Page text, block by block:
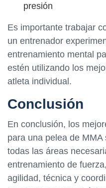
presión
Es importante trabajar
un entrenador
entrenamiento mental
estén utilizando los
atleta individual.
Conclusión
En conclusión, los
para una pelea de
todas las áreas
entrenamiento de
agilidad, técnica y